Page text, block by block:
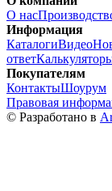
О нас
Информация
КаталогиВидео
ответ
Покупателям
КонтактыШоурум
Правовая
© Разработано в